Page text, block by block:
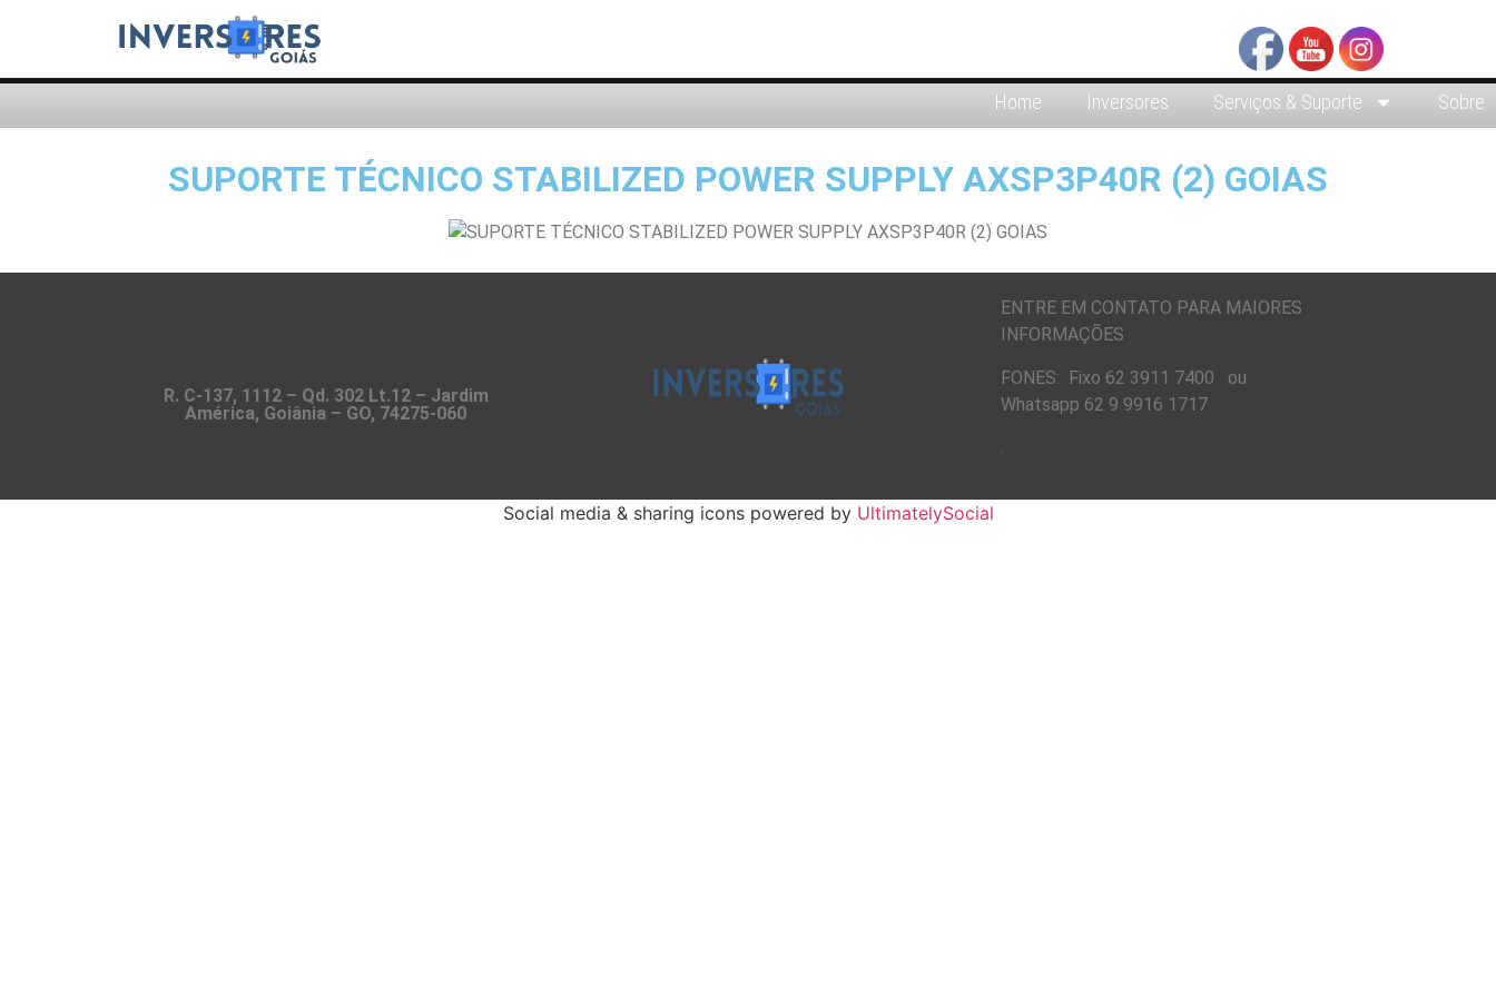
Home Inversores Serviços & Suporte Sobre
SUPORTE TÉCNICO STABILIZED POWER SUPPLY AXSP3P40R (2) GOIAS
R. C-137, 1112 – Qd. 302 Lt.12 – Jardim
América, Goiânia – GO, 74275-060
ENTRE EM CONTATO PARA MAIORES
INFORMAÇÕES
FONES: Fixo 62 3911 7400 ou
Whatsapp 62 9 9916 1717
.
Social media & sharing icons powered by UltimatelySocial